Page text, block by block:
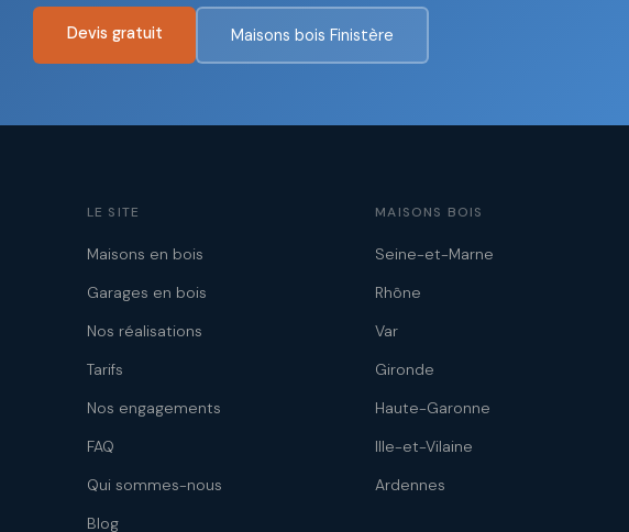
Devis gratuit Maisons bois Finistère
LE SITE
Maisons en bois
Garages en bois
Nos réalisations
Tarifs
Nos engagements
FAQ
Qui sommes-nous
Blog
MAISONS BOIS
Seine-et-Marne
Rhône
Var
Gironde
Haute-Garonne
Ille-et-Vilaine
Ardennes